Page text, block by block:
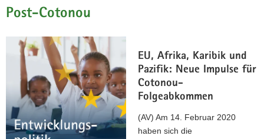
a
o
n
Post-Cotonou
EU, Afrika, Karibik und
Pazifik: Neue Impulse für
Cotonou-
Folgeabkommen
(AV) Am 14. Februar 2020
haben sich die